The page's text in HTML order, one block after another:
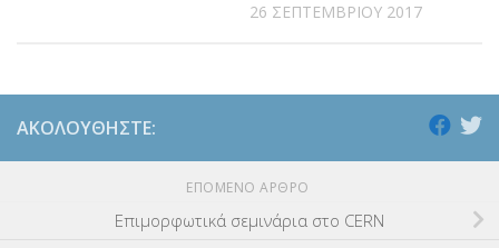
26 ΣΕΠΤΕΜΒΡΊΟΥ 2017
ΑΚΟΛΟΥΘΉΣΤΕ:
ΕΠΌΜΕΝΟ ΆΡΘΡΟ
Επιμορφωτικά σεμινάρια στο CERN